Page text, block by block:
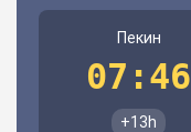
Пекин
07:46
+13h